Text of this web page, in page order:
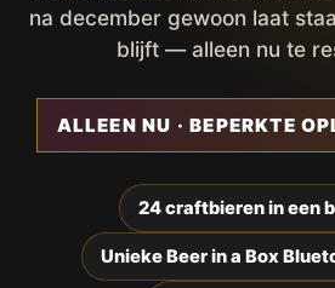
na december gewoon laat
blijft — alleen nu te
ALLEEN NU · BEPERKTE
24 craftbieren in een
Unieke Beer in a Box